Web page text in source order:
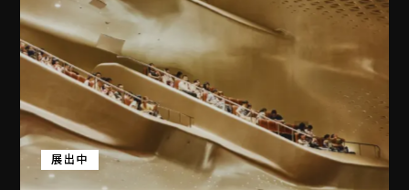
展出中